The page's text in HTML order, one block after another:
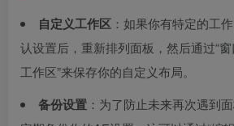
自定义工作区 ：如果你有特定的工
认设置后，重新排列面板，然后通过“窗
工作区”来保存你的自定义布局。
备份设置 ：为了防止未来再次遇到